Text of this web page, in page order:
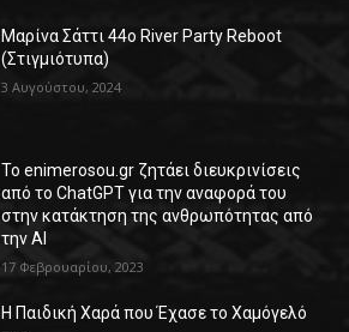
Μαρίνα Σάττι 44o River Party Reboot
(Στιγμιότυπα)
3 Αυγούστου, 2024
Το enimerosou.gr ζητάει διευκρινίσεις
από το ChatGPT για την αναφορά του
στην κατάκτηση της ανθρωπότητας από
την AI
17 Φεβρουαρίου, 2023
Η Παιδική Χαρά που Έχασε το Χαμόγελό